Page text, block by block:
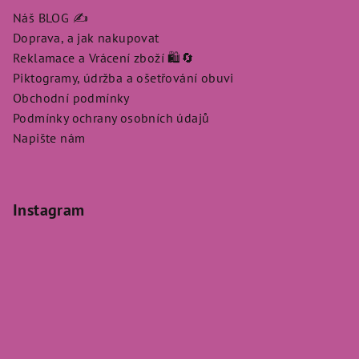
Náš BLOG ✍️
Doprava, a jak nakupovat
Reklamace a Vrácení zboží 🛍️🔄
Piktogramy, údržba a ošetřování obuvi
Obchodní podmínky
Podmínky ochrany osobních údajů
Napište nám
Instagram